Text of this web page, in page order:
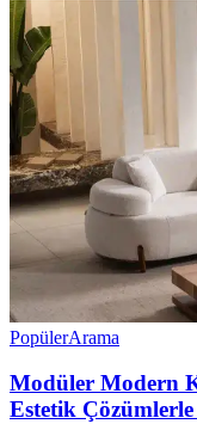
PopülerArama
Modüler Modern
Estetik